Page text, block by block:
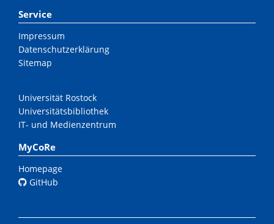
Service
Impressum
Datenschutzerklärung
Sitemap
Universität Rostock
Universitätsbibliothek
IT- und Medienzentrum
MyCoRe
Homepage
GitHub